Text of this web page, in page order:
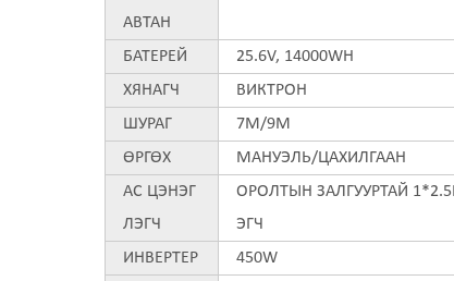
АВТАН
БАТЕРЕЙ
25.6V, 14000WH
ХЯНАГЧ
ВИКТРОН
ШУРАГ
7M/9M
ӨРГӨХ
МАНУЭЛЬ/ЦАХИЛГААН
AC ЦЭНЭГ
ЛЭГЧ
ОРОЛТЫН ЗАЛГУУРТАЙ
ЭГЧ
ИНВЕРТЕР
450W